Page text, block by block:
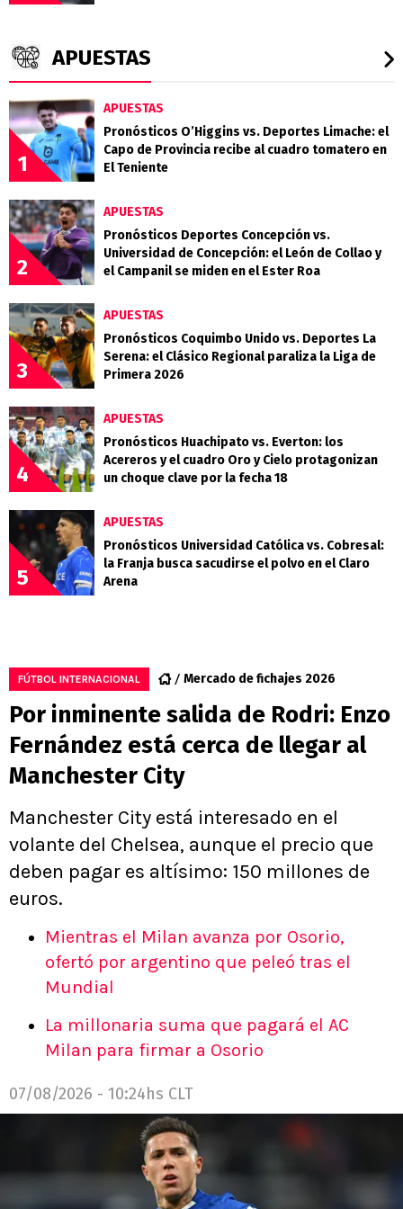
APUESTAS
1
APUESTAS
Pronósticos O’Higgins vs. Deportes Limache: el
Capo de Provincia recibe al cuadro tomatero en
El Teniente
2
APUESTAS
Pronósticos Deportes Concepción vs.
Universidad de Concepción: el León de Collao y
el Campanil se miden en el Ester Roa
3
APUESTAS
Pronósticos Coquimbo Unido vs. Deportes La
Serena: el Clásico Regional paraliza la Liga de
Primera 2026
4
APUESTAS
Pronósticos Huachipato vs. Everton: los
Acereros y el cuadro Oro y Cielo protagonizan
un choque clave por la fecha 18
5
APUESTAS
Pronósticos Universidad Católica vs. Cobresal:
la Franja busca sacudirse el polvo en el Claro
Arena
FÚTBOL INTERNACIONAL Mercado de fichajes 2026
Por inminente salida de Rodri: Enzo
Fernández está cerca de llegar al
Manchester City
Manchester City está interesado en el
volante del Chelsea, aunque el precio que
deben pagar es altísimo: 150 millones de
euros.
Mientras el Milan avanza por Osorio,
ofertó por argentino que peleó tras el
Mundial
La millonaria suma que pagará el AC
Milan para firmar a Osorio
07/08/2026 - 10:24hs CLT